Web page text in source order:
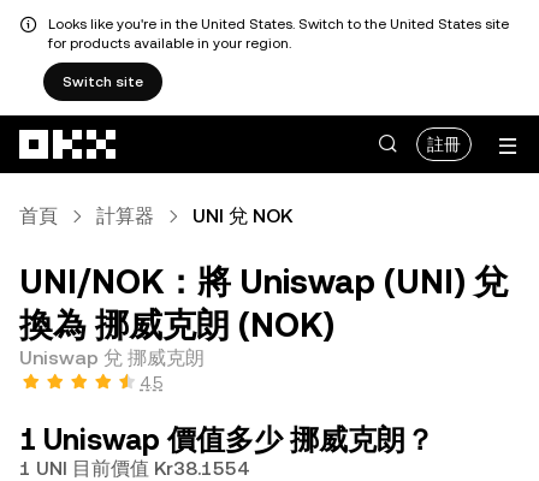
Looks like you're in the United States. Switch to the United States site
for products available in your region.
Switch site
註冊
首頁 計算器 UNI 兌 NOK
UNI/NOK：將 Uniswap (UNI) 兌
換為 挪威克朗 (NOK)
Uniswap 兌 挪威克朗
4.5
1 Uniswap 價值多少 挪威克朗？
1 UNI 目前價值 Kr38.1554